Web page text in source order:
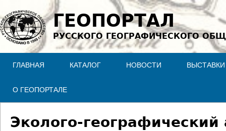
Jump to navigation
ГЕОПОРТАЛ
РУССКОГО ГЕОГРАФИЧЕСКОГО
ГЛАВНАЯ КАТАЛОГ НОВОСТИ ВЫСТАВКИ
О ГЕОПОРТАЛЕ
Эколого-